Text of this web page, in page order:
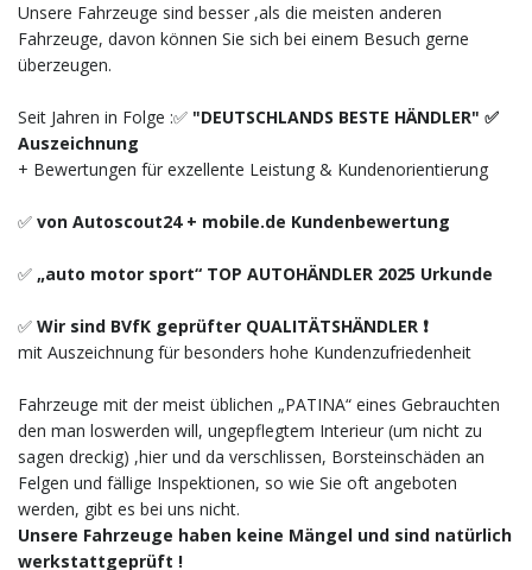
Unsere Fahrzeuge sind besser ,als die meisten anderen
Fahrzeuge, davon können Sie sich bei einem Besuch gerne
überzeugen.
Seit Jahren in Folge :✅ "DEUTSCHLANDS BESTE HÄNDLER" ✅
Auszeichnung
+ Bewertungen für exzellente Leistung & Kundenorientierung
✅ von Autoscout24 + mobile.de Kundenbewertung
✅ „auto motor sport“ TOP AUTOHÄNDLER 2025 Urkunde
✅ Wir sind BVfK geprüfter QUALITÄTSHÄNDLER ❗️
mit Auszeichnung für besonders hohe Kundenzufriedenheit
Fahrzeuge mit der meist üblichen „PATINA“ eines Gebrauchten
den man loswerden will, ungepflegtem Interieur (um nicht zu
sagen dreckig) ,hier und da verschlissen, Borsteinschäden an
Felgen und fällige Inspektionen, so wie Sie oft angeboten
werden, gibt es bei uns nicht.
Unsere Fahrzeuge haben keine Mängel und sind natürlich
werkstattgeprüft !